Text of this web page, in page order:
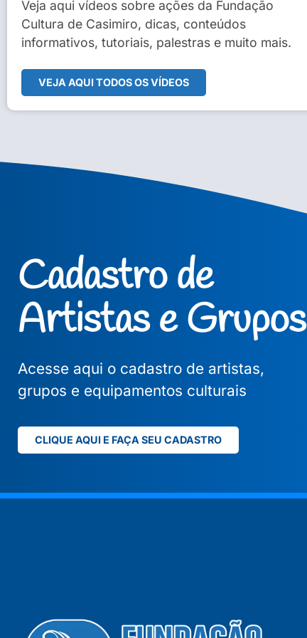
Veja aqui vídeos sobre ações da Fundação
Cultura de Casimiro, dicas, conteúdos
informativos, tutoriais, palestras e muito mais.
VEJA AQUI TODOS OS VÍDEOS
Sidney Macedo de Oliveira
Veja Vídeo Completo
Cadastro de
Artistas e Grupos
Acesse aqui o cadastro de artistas,
grupos e equipamentos culturais
CLIQUE AQUI E FAÇA SEU CADASTRO